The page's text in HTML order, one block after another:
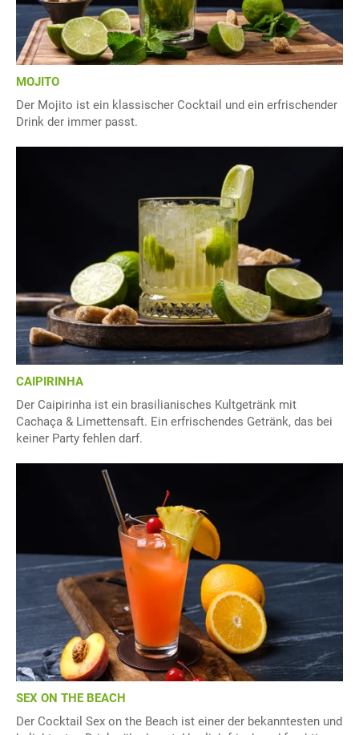
MOJITO
Der Mojito ist ein klassischer Cocktail und ein erfrischender
Drink der immer passt.
CAIPIRINHA
Der Caipirinha ist ein brasilianisches Kultgetränk mit
Cachaça & Limettensaft. Ein erfrischendes Getränk, das bei
keiner Party fehlen darf.
SEX ON THE BEACH
Der Cocktail Sex on the Beach ist einer der bekanntesten und